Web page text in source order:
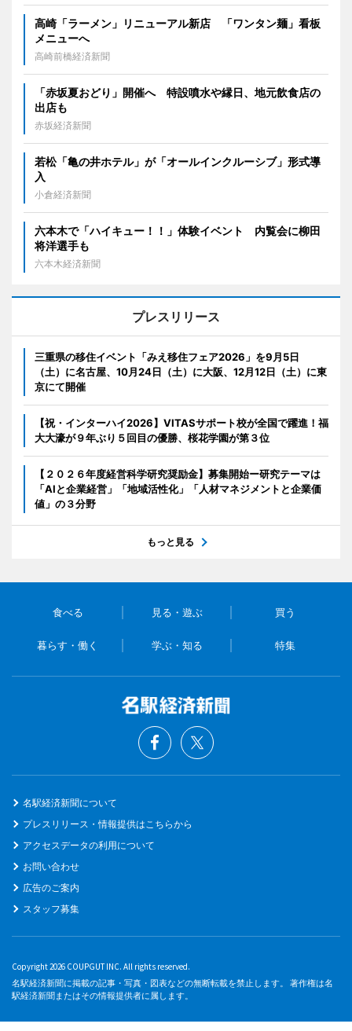
高崎「ラーメン」リニューアル新店 「ワンタン麺」看板
メニューへ
高崎前橋経済新聞
「赤坂夏おどり」開催へ 特設噴水や縁日、地元飲食店の
出店も
赤坂経済新聞
若松「亀の井ホテル」が「オールインクルーシブ」形式導
入
小倉経済新聞
六本木で「ハイキュー！！」体験イベント 内覧会に柳田
将洋選手も
六本木経済新聞
プレスリリース
三重県の移住イベント「みえ移住フェア2026」を9月5日
（土）に名古屋、10月24日（土）に大阪、12月12日（土）に東
京にて開催
【祝・インターハイ2026】VITASサポート校が全国で躍進！福
大大濠が９年ぶり５回目の優勝、桜花学園が第３位
【２０２６年度経営科学研究奨励金】募集開始ー研究テーマは
「AIと企業経営」「地域活性化」「人材マネジメントと企業価
値」の３分野
もっと見る
食べる 見る・遊ぶ 買う
暮らす・働く 学ぶ・知る 特集
名駅経済新聞について
プレスリリース・情報提供はこちらから
アクセスデータの利用について
お問い合わせ
広告のご案内
スタッフ募集
Copyright 2026 COUPGUT INC. All rights reserved.
名駅経済新聞に掲載の記事・写真・図表などの無断転載を禁止します。 著作権は名
駅経済新聞またはその情報提供者に属します。